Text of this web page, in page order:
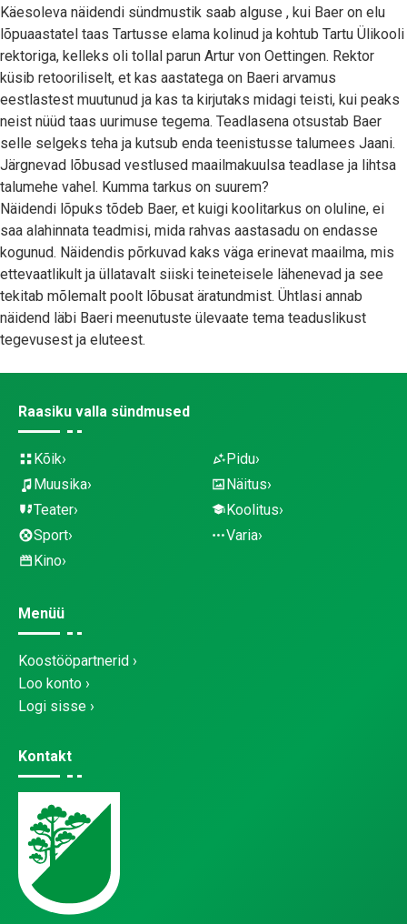
Käesoleva näidendi sündmustik saab alguse , kui Baer on elu
lõpuaastatel taas Tartusse elama kolinud ja kohtub Tartu Ülikooli
rektoriga, kelleks oli tollal parun Artur von Oettingen. Rektor
küsib retooriliselt, et kas aastatega on Baeri arvamus
eestlastest muutunud ja kas ta kirjutaks midagi teisti, kui peaks
neist nüüd taas uurimuse tegema. Teadlasena otsustab Baer
selle selgeks teha ja kutsub enda teenistusse talumees Jaani.
Järgnevad lõbusad vestlused maailmakuulsa teadlase ja lihtsa
talumehe vahel. Kumma tarkus on suurem?
Näidendi lõpuks tõdeb Baer, et kuigi koolitarkus on oluline, ei
saa alahinnata teadmisi, mida rahvas aastasadu on endasse
kogunud. Näidendis põrkuvad kaks väga erinevat maailma, mis
ettevaatlikult ja üllatavalt siiski teineteisele lähenevad ja see
tekitab mõlemalt poolt lõbusat äratundmist. Ühtlasi annab
näidend läbi Baeri meenutuste ülevaate tema teaduslikust
tegevusest ja eluteest.
Raasiku valla sündmused
Kõik
Muusika
Teater
Sport
Kino
Pidu
Näitus
Koolitus
Varia
Menüü
Koostööpartnerid
Loo konto
Logi sisse
Kontakt